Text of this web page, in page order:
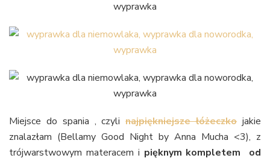
Miejsce do spania , czyli najpiękniejsze łóżeczko jakie
znalazłam (Bellamy Good Night by Anna Mucha <3), z
trójwarstwowym materacem i pięknym kompletem od